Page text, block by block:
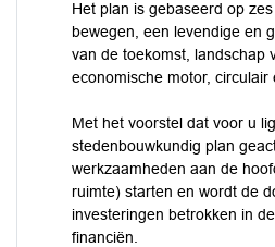
Het plan is gebaseerd op
bewegen, een levendige en
van de toekomst, landschap
economische motor, circulair
Met het voorstel dat voor u
stedenbouwkundig plan
werkzaamheden aan de
ruimte) starten en wordt de
investeringen betrokken in
financiën.